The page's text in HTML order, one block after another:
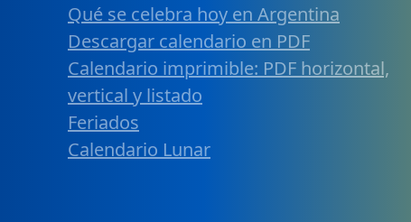
Qué se celebra hoy en Argentina
Descargar calendario en PDF
Calendario imprimible: PDF horizontal,
vertical y listado
Feriados
Calendario Lunar